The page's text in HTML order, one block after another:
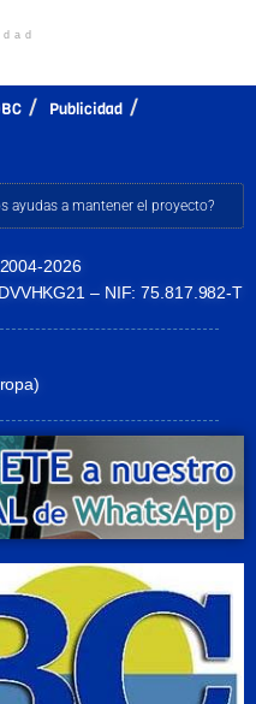
Publicidad
ayudas a mantener el proyecto?
2026
– NIF: 75.817.982-T